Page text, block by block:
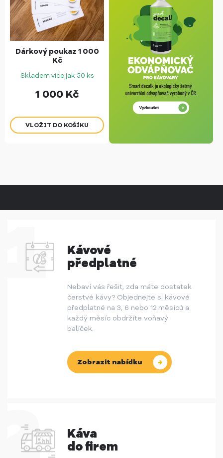
Dárkový poukaz 1 000
Kč
Skladem více jak 50 ks
1 000 Kč
Kávové
předplatné
Nebaví vás řešit, zda máte dostatek
čerstvé kávy? Objednejte si kávové
předplatné na 3, 6 nebo 12 měsíců a
každý měsíc obdržíte voňavý
balíček.
Zobrazit nabídku
Káva
do firem